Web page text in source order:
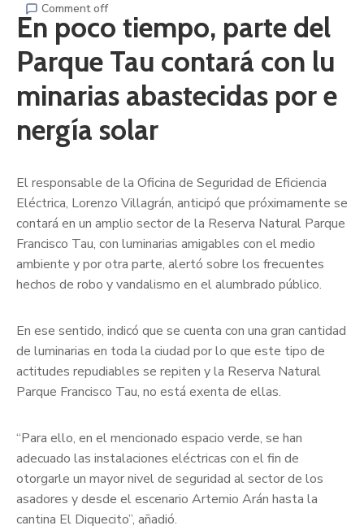
Comment off
En poco tiempo, parte del
Parque Tau contará con lu
minarias abastecidas por e
nergía solar
El responsable de la Oficina de Seguridad de Eficiencia
Eléctrica, Lorenzo Villagrán, anticipó que próximamente se
contará en un amplio sector de la Reserva Natural Parque
Francisco Tau, con luminarias amigables con el medio
ambiente y por otra parte, alertó sobre los frecuentes
hechos de robo y vandalismo en el alumbrado público.
En ese sentido, indicó que se cuenta con una gran cantidad
de luminarias en toda la ciudad por lo que este tipo de
actitudes repudiables se repiten y la Reserva Natural
Parque Francisco Tau, no está exenta de ellas.
“Para ello, en el mencionado espacio verde, se han
adecuado las instalaciones eléctricas con el fin de
otorgarle un mayor nivel de seguridad al sector de los
asadores y desde el escenario Artemio Arán hasta la
cantina El Diquecito”, añadió.